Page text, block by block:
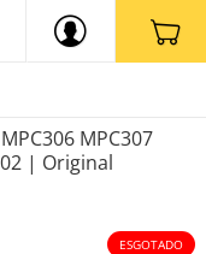
MPC307
| Original
ESGOTADO